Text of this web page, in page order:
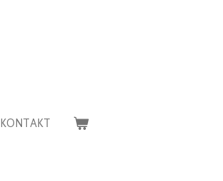
KONTAKT